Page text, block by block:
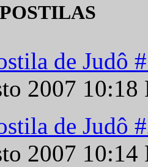
de Judô
2007
de Judô
2007